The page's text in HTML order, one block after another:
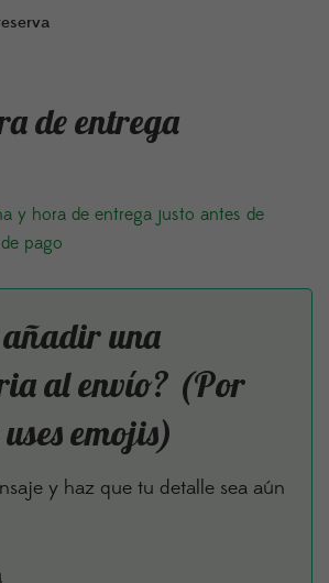
de entrega
y hora de entrega justo antes de
pago
añadir una
al envío? (Por
emojis)
y haz que tu detalle sea aún